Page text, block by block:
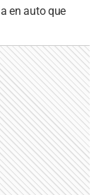
en auto que